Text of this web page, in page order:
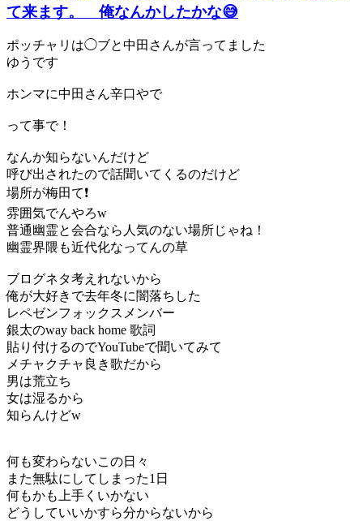
て来ます。 俺なんかしたかな😅
ポッチャリは◯ブと中田さんが言ってました
ゆうです
ホンマに中田さん辛口やで
って事で！
なんか知らないんだけど
呼び出されたので話聞いてくるのだけど
場所が梅田て❗️
雰囲気でんやろw
普通幽霊と会合なら人気のない場所じゃね！
幽霊界隈も近代化なってんの草
ブログネタ考えれないから
俺が大好きで去年冬に闇落ちした
レペゼンフォックスメンバー
銀太のway back home 歌詞
貼り付けるのでYouTubeで聞いてみて
メチャクチャ良き歌だから
男は荒立ち
女は湿るから
知らんけどw
何も変わらないこの日々
また無駄にしてしまった1日
何もかも上手くいかない
どうしていいかすら分からないから